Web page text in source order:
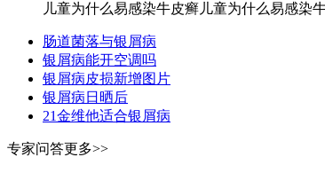
儿童为什么易感染牛皮癣儿童为什么易感染
肠道菌落与银屑病
银屑病能开空调吗
银屑病皮损新增图片
银屑病日晒后
21金维他适合银屑病
专家问答更多>>